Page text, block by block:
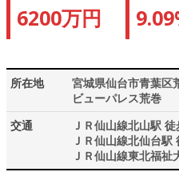
6200万円
所在地
宮城県仙台市青葉区
ビューパレス荒巻
交通
ＪＲ仙山線北山駅
ＪＲ仙山線北仙台駅
ＪＲ仙山線東北福祉